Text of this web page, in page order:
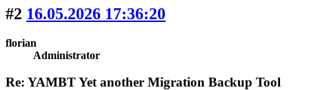
#2 16.05.2026 17:36:20
florian
Administrator
Re: YAMBT Yet another Migration Backup Tool